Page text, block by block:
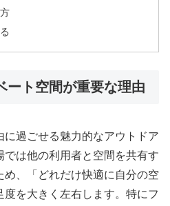
ート空間が重要な理由
過ごせる魅力的なアウトドア
は他の利用者と空間を共有す
め、「どれだけ快適に自分の空
度を大きく左右します。特にフ